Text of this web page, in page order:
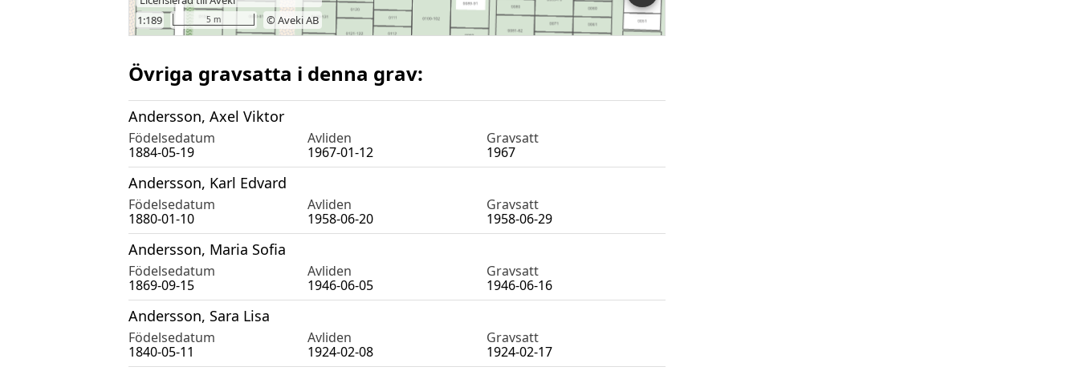
Övriga gravsatta i denna grav:
Andersson, Axel Viktor
Födelsedatum Avliden
Gravsatt
1884-05-19
1967-01-12 1967
Andersson, Karl Edvard
Födelsedatum Avliden
Gravsatt
1880-01-10
1958-06-20 1958-06-29
Andersson, Maria Sofia
Födelsedatum Avliden
Gravsatt
1869-09-15
1946-06-05 1946-06-16
Andersson, Sara Lisa
Födelsedatum Avliden
Gravsatt
1840-05-11
1924-02-08 1924-02-17